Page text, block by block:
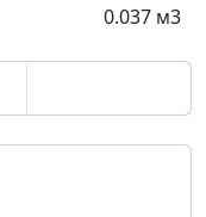
0.037 м3